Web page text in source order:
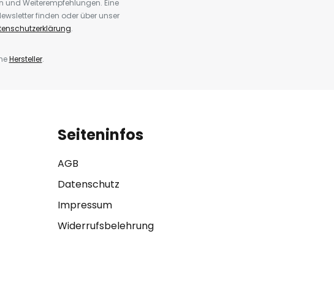
Weiterempfehlungen. Eine
finden oder über unser
.
Hersteller.
Seiteninfos
AGB
Datenschutz
Impressum
Widerrufsbelehrung